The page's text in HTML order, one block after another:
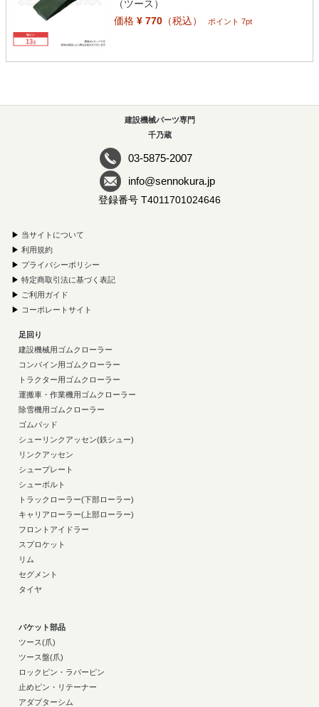
（ツース）
価格¥ 770（税込） ポイント 7pt
建設機械パーツ専門
千乃蔵
03-5875-2007
info@sennokura.jp
登録番号 T4011701024646
▶ 当サイトについて
▶ 利用規約
▶ プライバシーポリシー
▶ 特定商取引法に基づく表記
▶ ご利用ガイド
▶ コーポレートサイト
足回り
建設機械用ゴムクローラー
コンバイン用ゴムクローラー
トラクター用ゴムクローラー
運搬車・作業機用ゴムクローラー
除雪機用ゴムクローラー
ゴムパッド
シューリンクアッセン(鉄シュー)
リンクアッセン
シュープレート
シューボルト
トラックローラー(下部ローラー)
キャリアローラー(上部ローラー)
フロントアイドラー
スプロケット
リム
セグメント
タイヤ
バケット部品
ツース(爪)
ツース盤(爪)
ロックピン・ラバーピン
止めピン・リテーナー
アダプターシム